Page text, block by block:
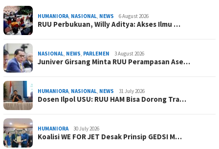
HUMANIORA, NASIONAL, NEWS 6 August 2026
RUU Perbukuan, Willy Aditya: Akses Ilmu …
NASIONAL, NEWS, PARLEMEN 3 August 2026
Juniver Girsang Minta RUU Perampasan Ase…
HUMANIORA, NASIONAL, NEWS 31 July 2026
Dosen Ilpol USU: RUU HAM Bisa Dorong Tra…
HUMANIORA 30 July 2026
Koalisi WE FOR JET Desak Prinsip GEDSI M…